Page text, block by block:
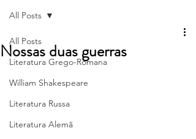
All Posts
Literatura Grego-Romana
William Shakespeare
Literatura Russa
Literatura Alemã
All Posts
Nossas duas guerras